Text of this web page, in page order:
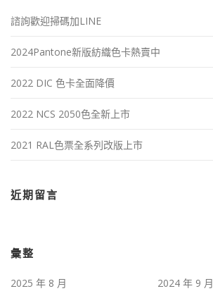
諮詢歡迎掃碼加LINE
2024Pantone新版紡織色卡熱賣中
2022 DIC 色卡全面降價
2022 NCS 2050色全新上市
2021 RAL色票全系列改版上市
近期留言
彙整
2025 年 8 月
2024 年 9 月